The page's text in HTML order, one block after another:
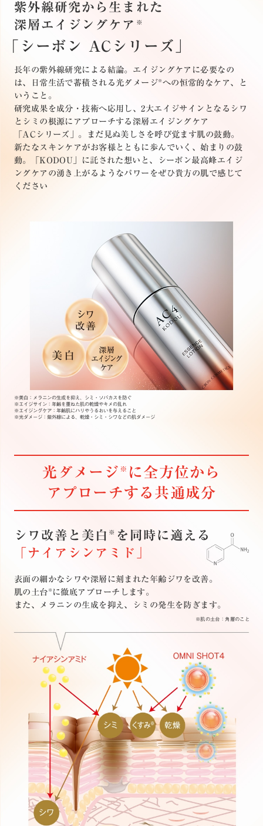
紫外線研究から生まれた
深層エイジングケア ※
「シーボン ACシリーズ」
長年の紫外線研究による結論。エイジングケアに必要なの
は、日常生活で蓄積される光ダメージ※ への恒常的なケア、と
いうこと。
研究成果を成分・技術へ応用し、2大エイジサインとなるシワ
とシミの根源にアプローチする深層エイジングケア
「ACシリーズ」。まだ見ぬ美しさを呼び覚ます肌の鼓動。
新たなスキンケアがお客様とともに歩んでいく、始まりの鼓
動。「KODOU」に託された想いと、シーボン最高峰エイジ
ングケアの湧き上がるようなパワーをぜひ貴方の肌で感じて
ください
※美白：メラニンの生成を抑え、シミ・ソバカスを防ぐ
※エイジサイン：年齢を重ねた肌の乾燥やキメの乱れ
※エイジングケア：年齢肌にハリやうるおいを与えること
※光ダメージ：紫外線による、乾燥・シミ・シワなどの肌ダメージ
光ダメージ ※ に全方位から
アプローチする共通成分
シワ改善と美白 ※
を同時に適える
「ナイアシンアミド」
表面の細かなシワや深層に刻まれた年齢ジワを改善。
肌の土台 ※ に徹底アプローチします。
また、メラニンの生成を抑え、シミの発生を防ぎます。
※肌の土台：角層のこと